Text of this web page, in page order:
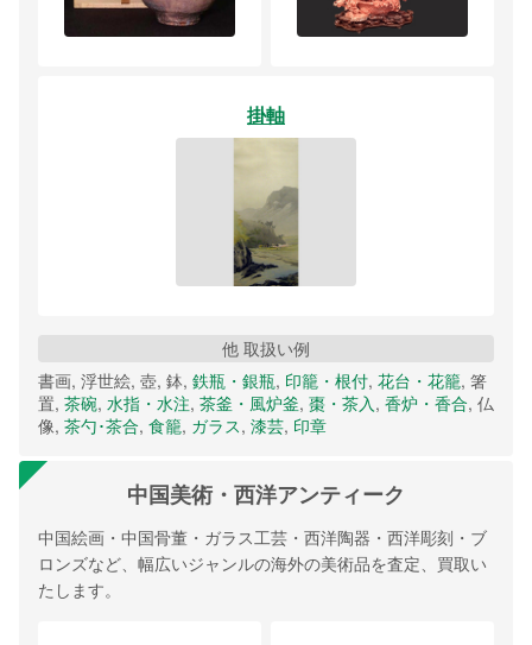
掛軸
他 取扱い例
書画, 浮世絵, 壺, 鉢, 鉄瓶・銀瓶, 印籠・根付, 花台・花籠, 箸
置, 茶碗, 水指・水注, 茶釜・風炉釜, 棗・茶入, 香炉・香合, 仏
像, 茶勺･茶合, 食籠, ガラス, 漆芸, 印章
中国美術・西洋アンティーク
中国絵画・中国骨董・ガラス工芸・西洋陶器・西洋彫刻・ブ
ロンズなど、幅広いジャンルの海外の美術品を査定、買取い
たします。